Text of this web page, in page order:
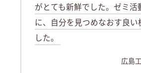
がとても新鮮でした。ゼミ活
に、自分を見つめなおす良い
した。
広島